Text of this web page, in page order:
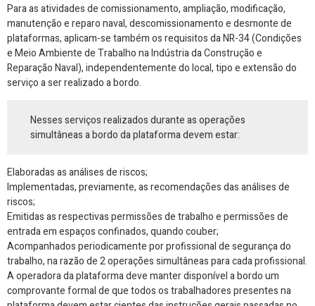
Para as atividades de comissionamento, ampliação, modificação,
manutenção e reparo naval, descomissionamento e desmonte de
plataformas, aplicam-se também os requisitos da NR-34 (Condições
e Meio Ambiente de Trabalho na Indústria da Construção e
Reparação Naval), independentemente do local, tipo e extensão do
serviço a ser realizado a bordo.
Nesses serviços realizados durante as operações
simultâneas a bordo da plataforma devem estar:
Elaboradas as análises de riscos;
Implementadas, previamente, as recomendações das análises de
riscos;
Emitidas as respectivas permissões de trabalho e permissões de
entrada em espaços confinados, quando couber;
Acompanhados periodicamente por profissional de segurança do
trabalho, na razão de 2 operações simultâneas para cada profissional.
A operadora da plataforma deve manter disponível a bordo um
comprovante formal de que todos os trabalhadores presentes na